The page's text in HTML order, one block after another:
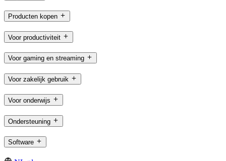
Producten kopen
Voor productiviteit
Voor gaming en streaming
Voor zakelijk gebruik
Voor onderwijs
Ondersteuning
Software